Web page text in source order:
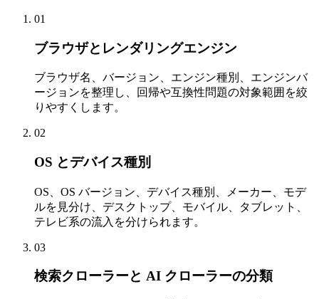
01
ブラウザとレンダリングエンジン
ブラウザ名、バージョン、エンジン種別、エンジンバ
ージョンを整理し、回帰や互換性問題の対象範囲を絞
りやすくします。
02
OS とデバイス種別
OS、OS バージョン、デバイス種別、メーカー、モデ
ルを見分け、デスクトップ、モバイル、タブレット、
テレビ系の流入を分けられます。
03
検索クローラーと AI クローラーの分類